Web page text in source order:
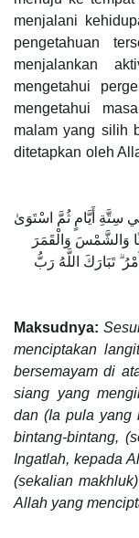
menjalani
pengetahuan
menjalankan
mengetahui
mengetahui
malam yang silih
ditetapkan oleh
سِتَّةِ أَيَّامٍ ثُمَّ اسْتَوَىٰ
وَالشَّمْسَ وَالْقَمَرَ
تَبَارَكَ اللَّهُ رَبُّ
Maksudnya:
menciptakan
bersemayam di
siang yang
dan (Ia pula yang
bintang-bintang,
Ingatlah, kepada
(sekalian
Allah yang